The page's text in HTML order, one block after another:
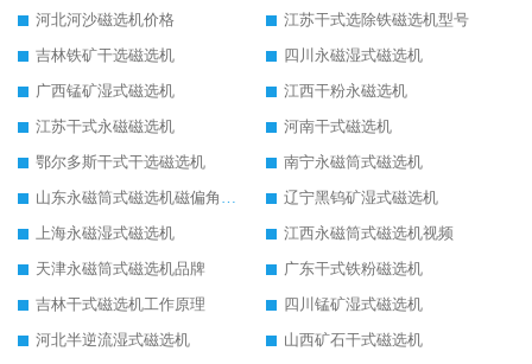
河北河沙磁选机价格
江苏干式选除铁磁选机型号
吉林铁矿干选磁选机
四川永磁湿式磁选机
广西锰矿湿式磁选机
江西干粉永磁选机
江苏干式永磁磁选机
河南干式磁选机
鄂尔多斯干式干选磁选机
南宁永磁筒式磁选机
山东永磁筒式磁选机磁偏角怎么调整
辽宁黑钨矿湿式磁选机
上海永磁湿式磁选机
江西永磁筒式磁选机视频
天津永磁筒式磁选机品牌
广东干式铁粉磁选机
吉林干式磁选机工作原理
四川锰矿湿式磁选机
河北半逆流湿式磁选机
山西矿石干式磁选机